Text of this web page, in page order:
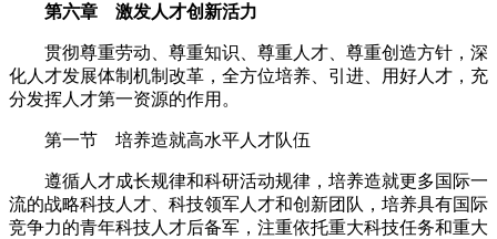
第六章 激发人才创新活力
贯彻尊重劳动、尊重知识、尊重人才、尊重创造方针，深
化人才发展体制机制改革，全方位培养、引进、用好人才，充
分发挥人才第一资源的作用。
第一节 培养造就高水平人才队伍
遵循人才成长规律和科研活动规律，培养造就更多国际一
流的战略科技人才、科技领军人才和创新团队，培养具有国际
竞争力的青年科技人才后备军，注重依托重大科技任务和重大